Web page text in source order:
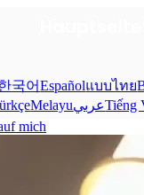
국어Españolแบบไทย
MelayuعربيTiếng
mich